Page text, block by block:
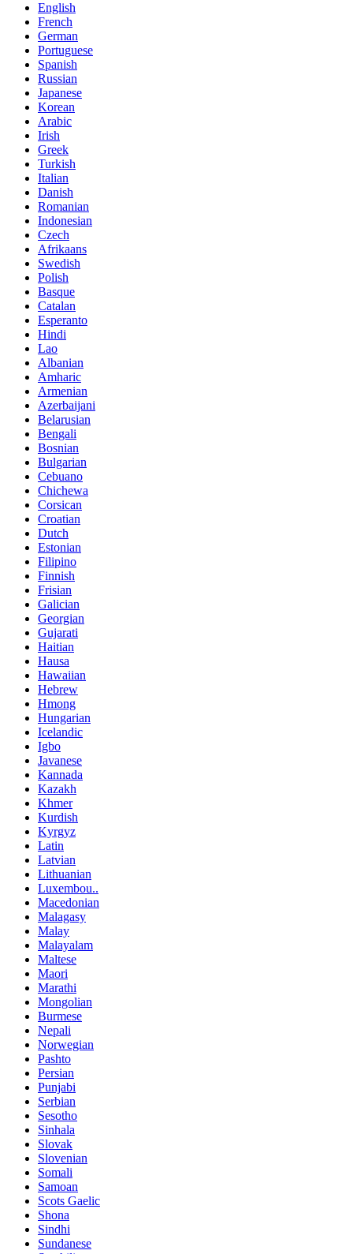
English
French
German
Portuguese
Spanish
Russian
Japanese
Korean
Arabic
Irish
Greek
Turkish
Italian
Danish
Romanian
Indonesian
Czech
Afrikaans
Swedish
Polish
Basque
Catalan
Esperanto
Hindi
Lao
Albanian
Amharic
Armenian
Azerbaijani
Belarusian
Bengali
Bosnian
Bulgarian
Cebuano
Chichewa
Corsican
Croatian
Dutch
Estonian
Filipino
Finnish
Frisian
Galician
Georgian
Gujarati
Haitian
Hausa
Hawaiian
Hebrew
Hmong
Hungarian
Icelandic
Igbo
Javanese
Kannada
Kazakh
Khmer
Kurdish
Kyrgyz
Latin
Latvian
Lithuanian
Luxembou..
Macedonian
Malagasy
Malay
Malayalam
Maltese
Maori
Marathi
Mongolian
Burmese
Nepali
Norwegian
Pashto
Persian
Punjabi
Serbian
Sesotho
Sinhala
Slovak
Slovenian
Somali
Samoan
Scots Gaelic
Shona
Sindhi
Sundanese